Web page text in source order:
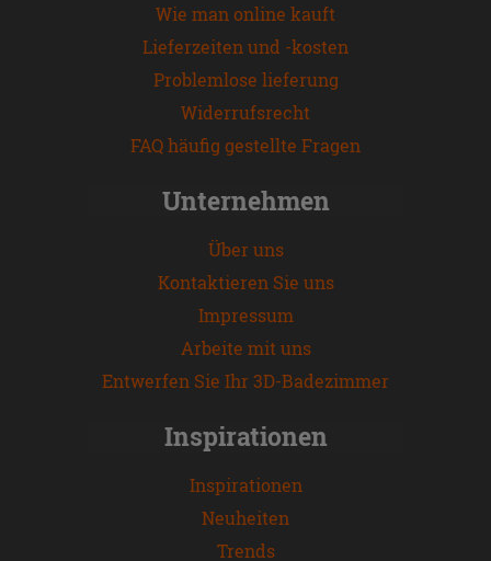
Wie man online kauft
Lieferzeiten und -kosten
Problemlose lieferung
Widerrufsrecht
FAQ häufig gestellte Fragen
Unternehmen
Über uns
Kontaktieren Sie uns
Impressum
Arbeite mit uns
Entwerfen Sie Ihr 3D-Badezimmer
Inspirationen
Inspirationen
Neuheiten
Trends